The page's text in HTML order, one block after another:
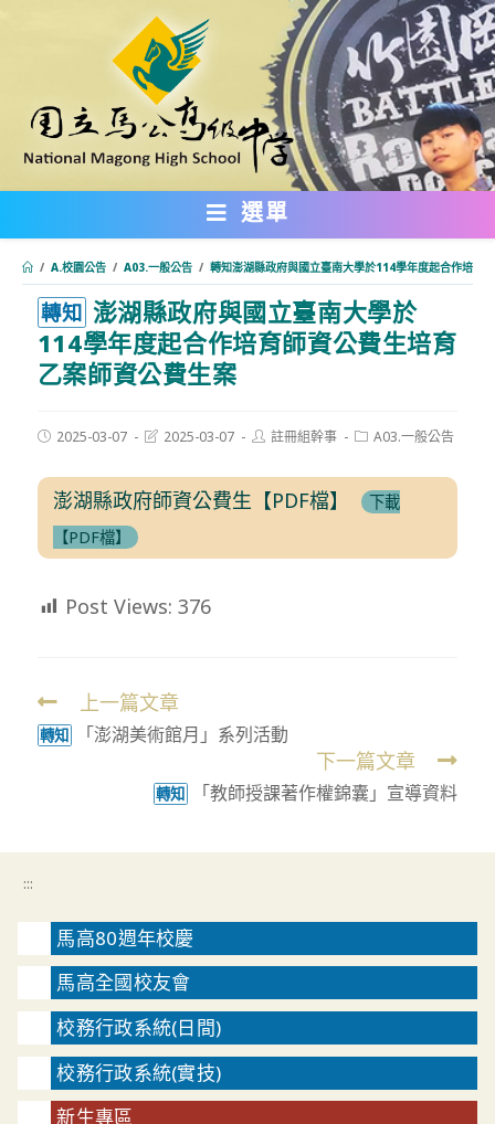
內
選單
/ A.校園公告 / A03.一般公告 / 轉知澎湖縣政府與國立臺南大學於114學年度起合作培育
轉知 澎湖縣政府與國立臺南大學於
114學年度起合作培育師資公費生培育
乙案師資公費生案
Post2025-03-07
Post2025-03-07
Post註冊組幹事
PostA03.一般公告
澎湖縣政府師資公費生【PDF檔】
下載
【PDF檔】
Post Views: 376
Read
more
上一篇文章
轉知 「澎湖美術館月」系列活動
下一篇文章
轉知 「教師授課著作權錦囊」宣導資料
:::
馬高80週年校慶
馬高全國校友會
校務行政系統(日間)
校務行政系統(實技)
新生專區